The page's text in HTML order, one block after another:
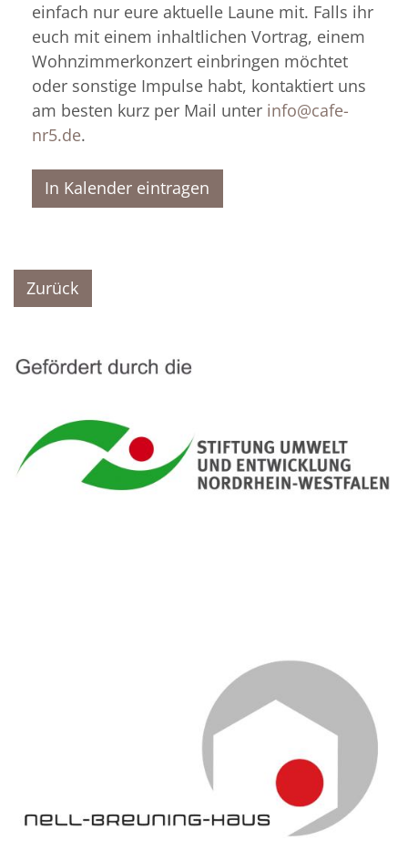
einfach nur eure aktuelle Laune mit. Falls ihr
euch mit einem inhaltlichen Vortrag, einem
Wohnzimmerkonzert einbringen möchtet
oder sonstige Impulse habt, kontaktiert uns
am besten kurz per Mail unter info@cafe-
nr5.de.
In Kalender eintragen
Zurück